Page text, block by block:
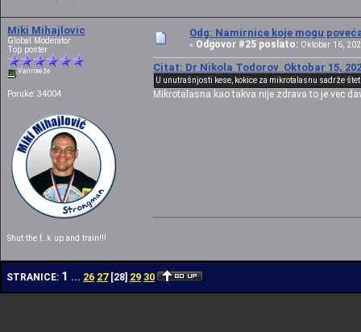
Miki Mihajlovic
Global Moderator
Top poster
Van mreže
Poruke: 34004
Shut the f..k up and train!!!
Odg: Namirnice koje mogu
« Odgovor #25 poslato: Oktobar 16,
Citat: Dr Nikola Todorov Oktobar 15,
U unutrašnjosti kese, kokice za mikrotalasnu sadrže
Mikrotalasna kao takva nije zdrava to je vec
STRANICE: 1 ... 26 27[28] 29 30